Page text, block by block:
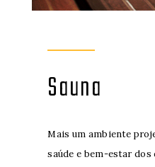
Sauna
Mais um ambiente
saúde e bem-estar dos